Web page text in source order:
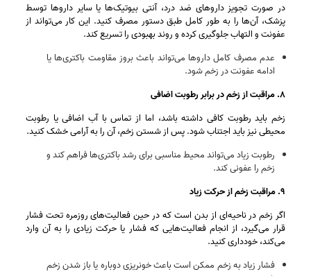
در صورت تجویز داروهای ضد درد، آنتی‌ بیوتیک‌ها یا سایر داروها توسط
پزشک، آن‌ها را به‌ طور کامل طبق دستور مصرف کنید. این کار می‌تواند از
عفونت و التهاب جلوگیری کرده و روند بهبودی را تسریع کند.
عدم مصرف کامل داروها می‌تواند باعث بروز مقاومت باکتری‌ها یا
ادامه عفونت در زخم شود.
۸. مراقبت از زخم در برابر رطوبت اضافی
زخم باید رطوبت کافی داشته باشد، اما از تماس با آب اضافی یا رطوبت
محیطی نیز باید اجتناب شود. پس از شستن زخم، آن را به آرامی خشک کنید.
رطوبت زیاد می‌تواند محیط مناسبی برای رشد باکتری‌ها فراهم کند و
زخم را عفونی کند.
۹. مراقبت زخم از حرکت زیاد
اگر زخم در ناحیه‌ای از بدن است که در حین فعالیت‌های روزمره تحت فشار
قرار می‌گیرد، از انجام فعالیت‌هایی که فشار یا حرکت زیادی را به آن وارد
می‌کند، خودداری کنید.
فشار زیاد به زخم ممکن است باعث خونریزی دوباره یا باز شدن زخم